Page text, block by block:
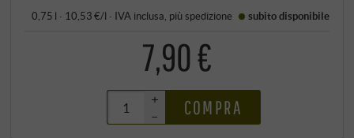
0,75 l · 10,53 €/l · IVA inclusa, piùspedizione subito disponibile
7,90 €
+
–
COMPRA